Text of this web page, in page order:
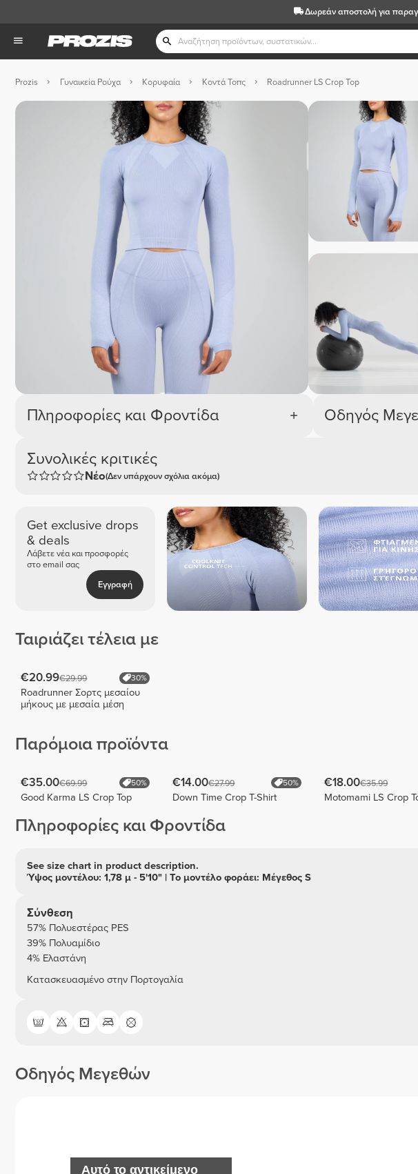
Δωρεάν αποστολήγια
Prozis Γυναικεία Ρούχα Κορυφαία Κοντά Τοπς Roadrunner LS Crop Top
Πληροφορίες και Φροντίδα
Συνολικές κριτικές
Νέο(Δεν υπάρχουν σχόλια ακόμα)
Οδηγός
Get exclusive drops
& deals
Λάβετε νέα και προσφορές
στο email σας
Εγγραφή
Ταιριάζει τέλεια με
€20.99€29.99 30%
Roadrunner Σορτς μεσαίου
μήκους με μεσαία μέση
Παρόμοια προϊόντα
€35.00€69.99 50%
Good Karma LS Crop Top
€14.00€27.99 50%
Down Time Crop T-Shirt
€18.00€35.99
Motomami LS Crop
Πληροφορίες και Φροντίδα
See size chart in product description.
Ύψος μοντέλου: 1,78 μ - 5'10" | Το μοντέλο φοράει: Μέγεθος S
Σύνθεση
57% Πολυεστέρας PES
39% Πολυαμίδιο
4% Ελαστάνη
Κατασκευασμένο στην Πορτογαλία
Οδηγός Μεγεθών
Αυτό το αντικείμενο